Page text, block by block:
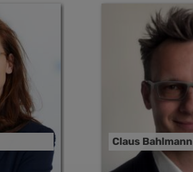
Claus Bahlmann